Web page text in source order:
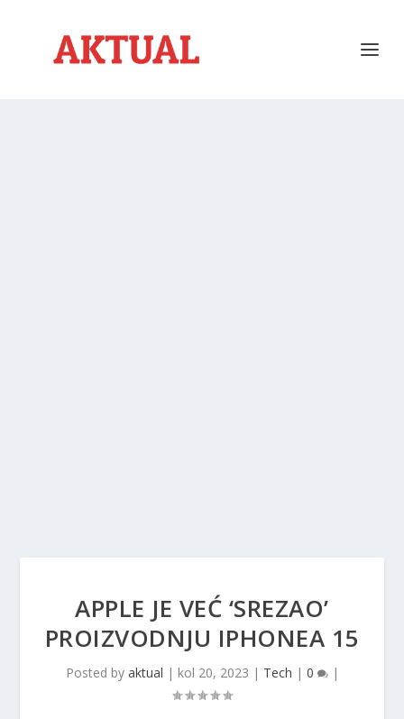
APPLE JE VEĆ ‘SREZAO’
PROIZVODNJU IPHONEA 15
Posted by aktual | kol 20, 2023 | Tech | 0 |